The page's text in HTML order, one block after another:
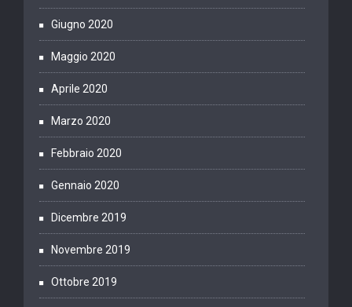
Giugno 2020
Maggio 2020
Aprile 2020
Marzo 2020
Febbraio 2020
Gennaio 2020
Dicembre 2019
Novembre 2019
Ottobre 2019